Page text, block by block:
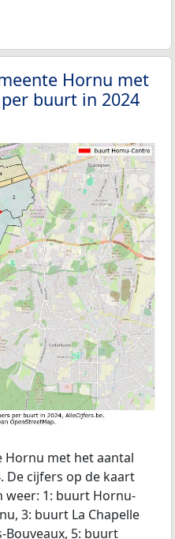
Hornu met
buurt in 2024
Hornu met het aantal
De cijfers op de kaart
weer: 1: buurt Hornu-
3: buurt La Chapelle
Bouveaux, 5: buurt